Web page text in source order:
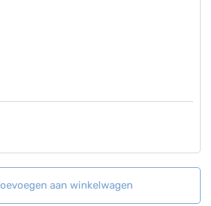
aan winkelwagen